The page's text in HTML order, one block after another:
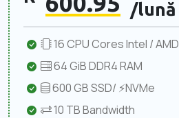
/lună
16 CPU Cores Intel / AMD
64 GiB DDR4 RAM
600 GB SSD/ ⚡NVMe
10 TB Bandwidth